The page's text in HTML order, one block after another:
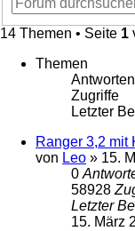
14 Themen • Seite 1
Themen
Antworten
Zugriffe
Letzter
Ranger 3,2 mit
von Leo » 15.
0
58928
Letzter
15. März